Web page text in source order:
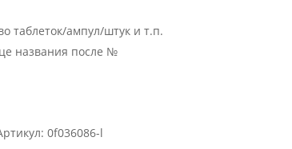
таблеток/ампул/штук и т.п.
названия после №
0f036086-l